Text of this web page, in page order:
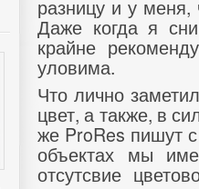
разницу и у меня,
Даже когда я
крайне
уловима.
Что лично
цвет, а также, в
же ProRes пишут
объектах мы
отсутсвие